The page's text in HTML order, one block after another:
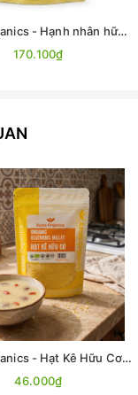
Aztec Organics - Hạnh nhân hữu cơ 200g
170.100₫
Aztec Organics - Hạt Kê Hữu Cơ 200g
46.000₫